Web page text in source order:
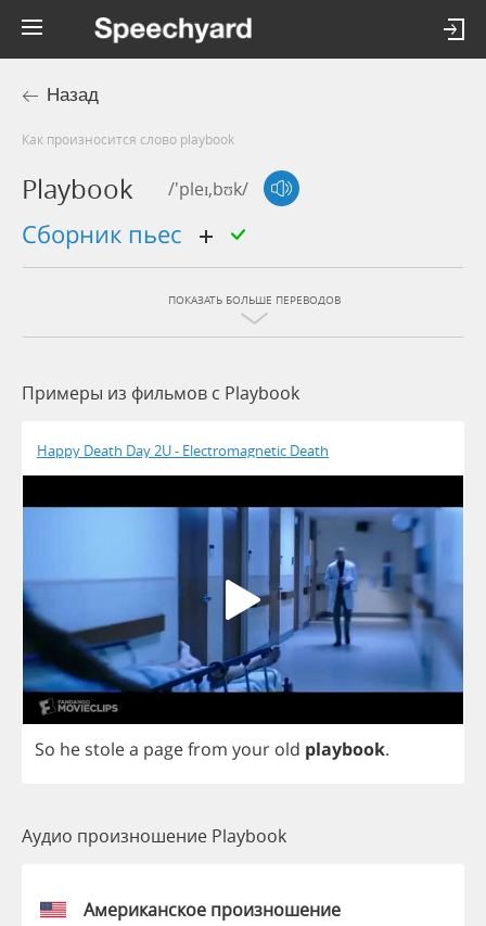
Назад
Как произносится слово playbook
Playbook /'pleɪ,bʊk/
сборник пьес
ПОКАЗАТЬ БОЛЬШЕ ПЕРЕВОДОВ
Примеры из фильмов c Playbook
Happy Death Day 2U - Electromagnetic Death
So he stolea pagefrom your old playbook.
Аудио произношение Playbook
Американское произношение